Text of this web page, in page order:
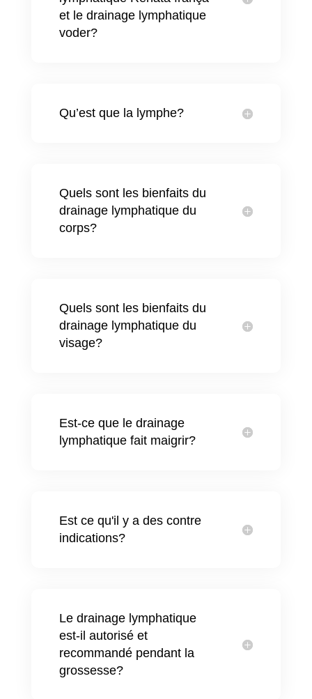
et le drainage lymphatique
voder?
Qu’est que la lymphe?
Quels sont les bienfaits du
drainage lymphatique du
corps?
Quels sont les bienfaits du
drainage lymphatique du
visage?
Est-ce que le drainage
lymphatique fait maigrir?
Est ce qu'il y a des contre
indications?
Le drainage lymphatique
est-il autorisé et
recommandé pendant la
grossesse?